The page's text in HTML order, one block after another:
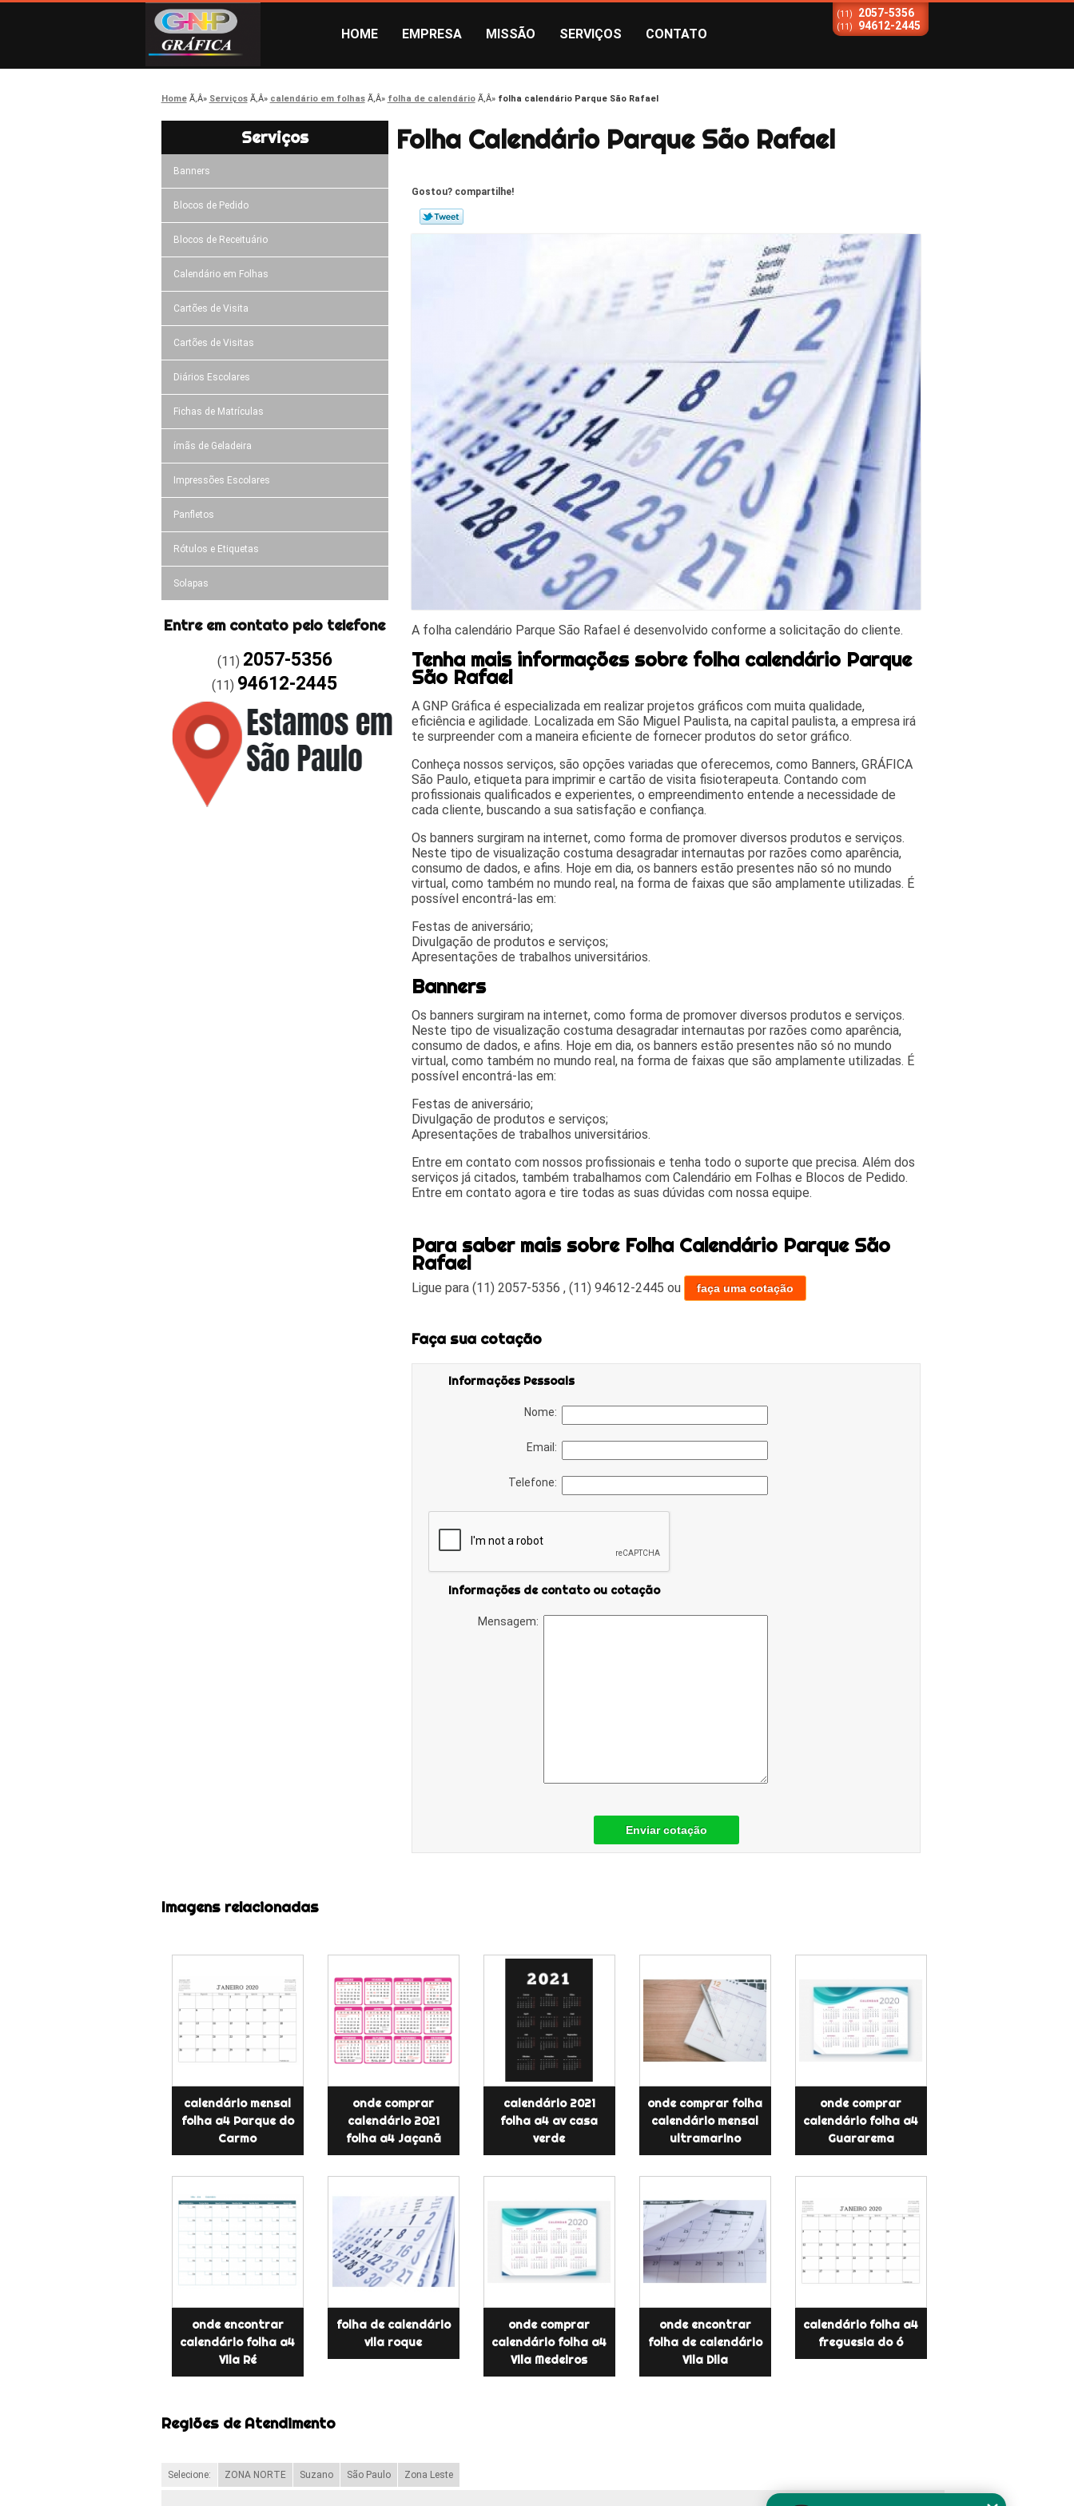
HOME EMPRESA MISSÃO SERVIÇOS CONTATO
(11) 2057-5356
(11) 94612-2445
Home Serviços calendário em folhas folha de calendário folha calendário Parque São Rafael
Serviços
Banners
Blocos de Pedido
Blocos de Receituário
Calendário em Folhas
Cartões de Visita
Cartões de Visitas
Diários Escolares
Fichas de Matrículas
ímãs de Geladeira
Impressões Escolares
Panfletos
Rótulos e Etiquetas
Solapas
Entre em contato pelo telefone
(11) 2057-5356
(11) 94612-2445
Folha Calendário Parque São Rafael
Gostou? compartilhe!
A folha calendário Parque São Rafael é desenvolvido conforme a solicitação do cliente.
Tenha mais informações sobre folha calendário Parque
São Rafael
A GNP Gráfica é especializada em realizar projetos gráficos com muita qualidade,
eficiência e agilidade. Localizada em São Miguel Paulista, na capital paulista, a empresa irá
te surpreender com a maneira eficiente de fornecer produtos do setor gráfico.
Conheça nossos serviços, são opções variadas que oferecemos, como Banners, GRÁFICA
São Paulo, etiqueta para imprimir e cartão de visita fisioterapeuta. Contando com
profissionais qualificados e experientes, o empreendimento entende a necessidade de
cada cliente, buscando a sua satisfação e confiança.
Os banners surgiram na internet, como forma de promover diversos produtos e serviços.
Neste tipo de visualização costuma desagradar internautas por razões como aparência,
consumo de dados, e afins. Hoje em dia, os banners estão presentes não só no mundo
virtual, como também no mundo real, na forma de faixas que são amplamente utilizadas. É
possível encontrá-las em:
Festas de aniversário;
Divulgação de produtos e serviços;
Apresentações de trabalhos universitários.
Banners
Os banners surgiram na internet, como forma de promover diversos produtos e serviços.
Neste tipo de visualização costuma desagradar internautas por razões como aparência,
consumo de dados, e afins. Hoje em dia, os banners estão presentes não só no mundo
virtual, como também no mundo real, na forma de faixas que são amplamente utilizadas. É
possível encontrá-las em:
Festas de aniversário;
Divulgação de produtos e serviços;
Apresentações de trabalhos universitários.
Entre em contato com nossos profissionais e tenha todo o suporte que precisa. Além dos
serviços já citados, também trabalhamos com Calendário em Folhas e Blocos de Pedido.
Entre em contato agora e tire todas as suas dúvidas com nossa equipe.
Para saber mais sobre Folha Calendário Parque São
Rafael
Ligue para(11) 2057-5356 ,(11) 94612-2445 ou faça uma cotação
Faça sua cotação
Informações Pessoais
Nome:
Email:
Telefone:
Informações de contato ou cotação
Mensagem:
Enviar cotação
Imagens relacionadas
calendário mensal
folha a4 Parque do
Carmo
onde comprar
calendário 2021
folha a4 Jaçanã
calendário 2021
folha a4 av casa
verde
onde comprar folha
calendário mensal
ultramarino
onde comprar
calendário folha a4
Guararema
onde encontrar
calendário folha a4
Vila Ré
folha de calendário
vila roque
onde comprar
calendário folha a4
Vila Medeiros
onde encontrar
folha de calendário
Vila Dila
calendário folha a4
freguesia do ó
Regiões de Atendimento
Selecione: ZONA NORTE Suzano São Paulo Zona Leste